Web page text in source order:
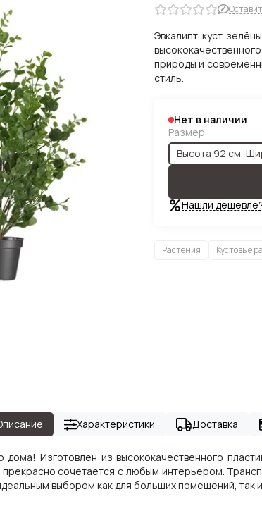
Эвкалипт куст
природы и
стиль.
Нет в наличии
Размер
Высота 92 см,
Нашли
Растения Кустовые
Характеристики Доставка
Изготовлен из высококачественного
сочетается с любым интерьером.
выбором как для больших помещений, так